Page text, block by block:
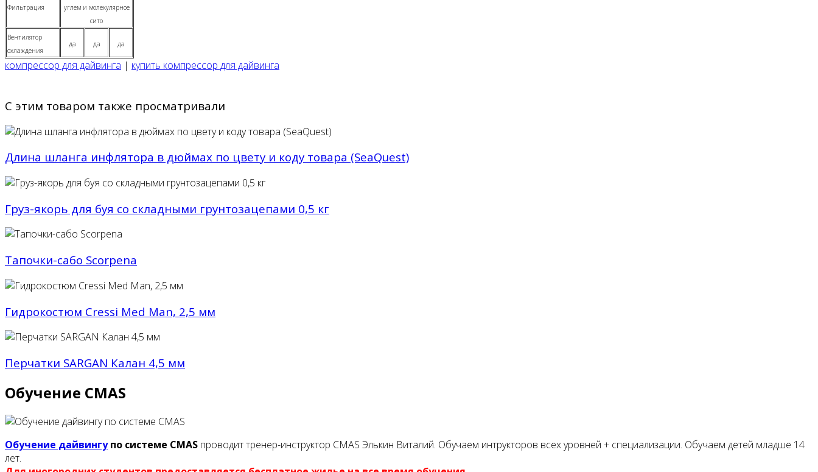
Фильтрация
углем и молекулярное
сито
Вентилятор
охлаждения
да да да
компрессор для дайвинга | купить компрессор для дайвинга
С этим товаром также просматривали
Длина шланга инфлятора в дюймах по цвету и коду товара (SeaQuest)
Груз-якорь для буя со складными грунтозацепами 0,5 кг
Тапочки-cабо Scorpena
Гидрокостюм Cressi Med Man, 2,5 мм
Перчатки SARGAN Калан 4,5 мм
Обучение CMAS
Обучение дайвингупо системе CMAS проводит тренер-инструктор CMAS Элькин Виталий. Обучаем интрукторов всех уровней + специализации. Обучаем детей младше 14
лет.